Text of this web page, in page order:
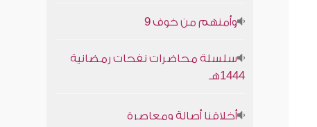
1444هـ